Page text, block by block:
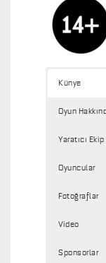
Künye
Oyun
Yaratıcı Ekip
Oyuncular
Fotoğraflar
Video
Sponsorlar